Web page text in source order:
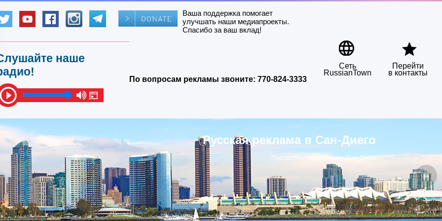
Ваша поддержка помогает
улучшать наши медиапроекты.
Спасибо за ваш вклад!
наше
По вопросам рекламы звоните: 770-824-3333
Сеть
RussianTown
Перейти
в контакты
Русская реклама в Сан-Диего
Портал русскоговорящего Сан-Диего
▶